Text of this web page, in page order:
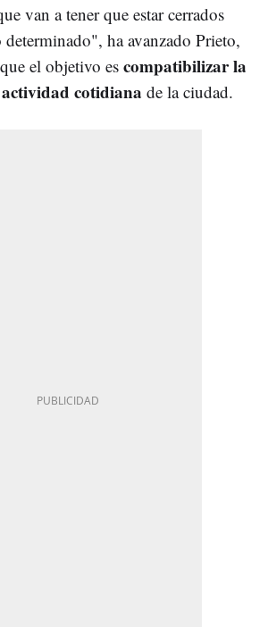
van a tener que estar cerrados
ha avanzado Prieto,
el objetivo es compatibilizar la
cotidiana de la ciudad.